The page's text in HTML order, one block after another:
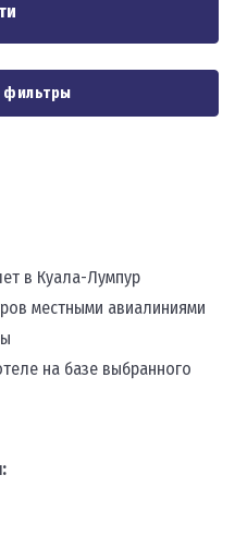
фильтры
в Куала-Лумпур
местными авиалиниями
на базе выбранного